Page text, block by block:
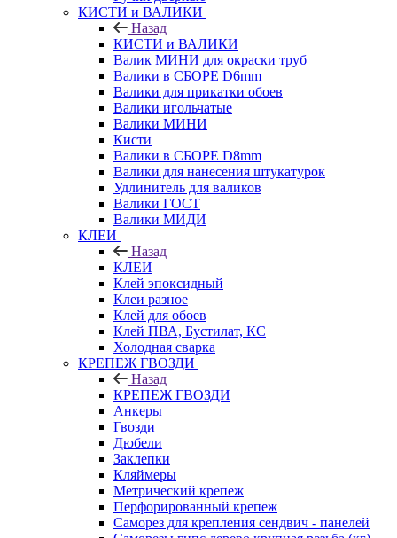
КИСТИ и ВАЛИКИ
Назад
КИСТИ и ВАЛИКИ
Валик МИНИ для окраски труб
Валики в СБОРЕ D6mm
Валики для прикатки обоев
Валики игольчатые
Валики МИНИ
Кисти
Валики в СБОРЕ D8mm
Валики для нанесения штукатурок
Удлинитель для валиков
Валики ГОСТ
Валики МИДИ
КЛЕИ
Назад
КЛЕИ
Клей эпоксидный
Клеи разное
Клей для обоев
Клей ПВА, Бустилат, КС
Холодная сварка
КРЕПЕЖ ГВОЗДИ
Назад
КРЕПЕЖ ГВОЗДИ
Анкеры
Гвозди
Дюбели
Заклепки
Кляймеры
Метрический крепеж
Перфорированный крепеж
Саморез для крепления сендвич - панелей